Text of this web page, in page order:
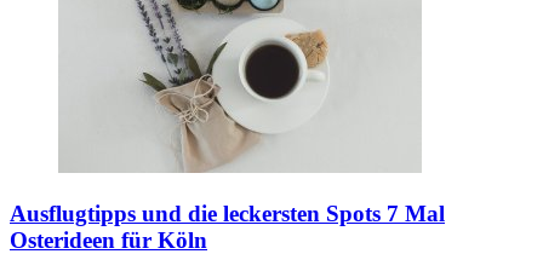
Ausflugtipps und die leckersten Spots 7 Mal
Osterideen für Köln